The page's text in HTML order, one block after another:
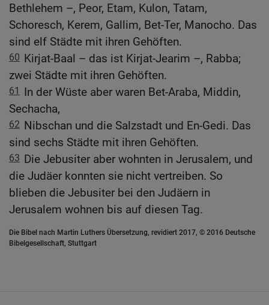
Bethlehem –, Peor, Etam, Kulon, Tatam,
Schoresch, Kerem, Gallim, Bet-Ter, Manocho. Das
sind elf Städte mit ihren Gehöften.
60 Kirjat-Baal – das ist Kirjat-Jearim –, Rabba;
zwei Städte mit ihren Gehöften.
61 In der Wüste aber waren Bet-Araba, Middin,
Sechacha,
62 Nibschan und die Salzstadt und En-Gedi. Das
sind sechs Städte mit ihren Gehöften.
63 Die Jebusiter aber wohnten in Jerusalem, und
die Judäer konnten sie nicht vertreiben. So
blieben die Jebusiter bei den Judäern in
Jerusalem wohnen bis auf diesen Tag.
Die Bibel nach Martin Luthers Übersetzung, revidiert 2017, © 2016 Deutsche
Bibelgesellschaft, Stuttgart